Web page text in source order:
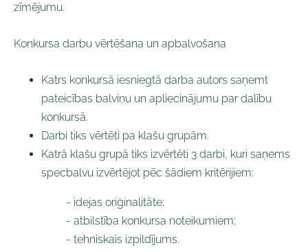
zīmējumu.
Konkursa darbu vērtēšana un apbalvošana
Katrs konkursā iesniegtā darba autors saņemt
pateicības balviņu un apliecinājumu par dalību
konkursā.
Darbi tiks vērtēti pa klašu grupām.
Katrā klašu grupā tiks izvērtēti 3 darbi, kuri saņems
specbalvu izvērtējot pēc šādiem kritērijiem:
- idejas oriģinalitāte;
- atbilstība konkursa noteikumiem;
- tehniskais izpildījums.